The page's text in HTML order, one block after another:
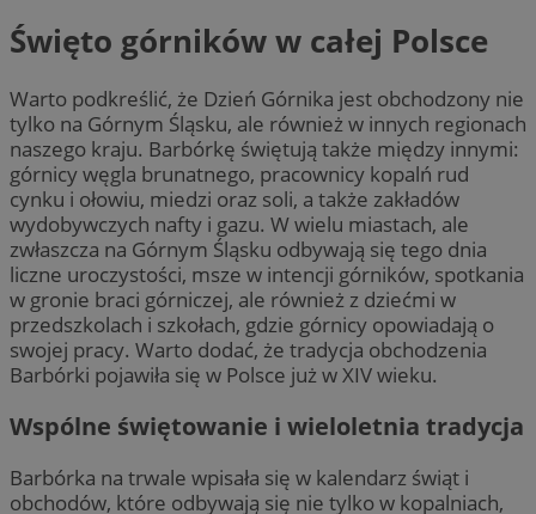
Święto górników w całej Polsce
Warto podkreślić, że Dzień Górnika jest obchodzony nie
tylko na Górnym Śląsku, ale również w innych regionach
naszego kraju. Barbórkę świętują także między innymi:
górnicy węgla brunatnego, pracownicy kopalń rud
cynku i ołowiu, miedzi oraz soli, a także zakładów
wydobywczych nafty i gazu. W wielu miastach, ale
zwłaszcza na Górnym Śląsku odbywają się tego dnia
liczne uroczystości, msze w intencji górników, spotkania
w gronie braci górniczej, ale również z dziećmi w
przedszkolach i szkołach, gdzie górnicy opowiadają o
swojej pracy. Warto dodać, że tradycja obchodzenia
Barbórki pojawiła się w Polsce już w XIV wieku.
Wspólne świętowanie i wieloletnia tradycja
Barbórka na trwale wpisała się w kalendarz świąt i
obchodów, które odbywają się nie tylko w kopalniach,